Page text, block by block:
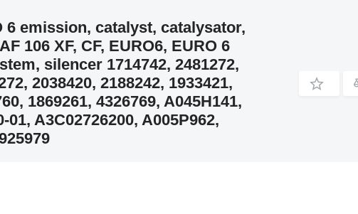
6 emission, catalyst, catalysator,
106 XF, CF, EURO6, EURO 6
silencer 1714742, 2481272,
2038420, 2188242, 1933421,
1869261, 4326769, A045H141,
01, A3C02726200, A005P962,